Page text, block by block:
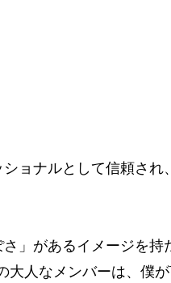
ョナルとして信頼され
」があるイメージを持
人なメンバーは、僕